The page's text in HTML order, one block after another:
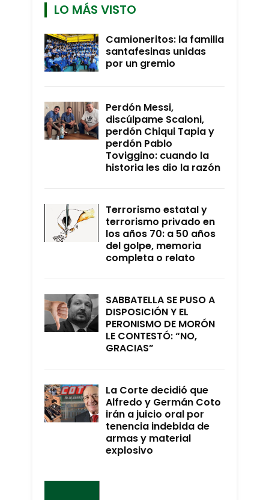
LO MÁS VISTO
Camioneritos: la familia
santafesinas unidas
por un gremio
Perdón Messi,
discúlpame Scaloni,
perdón Chiqui Tapia y
perdón Pablo
Toviggino: cuando la
historia les dio la razón
Terrorismo estatal y
terrorismo privado en
los años 70: a 50 años
del golpe, memoria
completa o relato
SABBATELLA SE PUSO A
DISPOSICIÓN Y EL
PERONISMO DE MORÓN
LE CONTESTÓ: “NO,
GRACIAS”
La Corte decidió que
Alfredo y Germán Coto
irán a juicio oral por
tenencia indebida de
armas y material
explosivo